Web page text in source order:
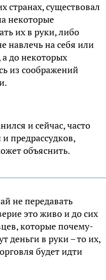
странах, существовал
некоторые
их в руки, либо
навлечь на себя или
а до некоторых
из соображений
и сейчас, часто
предрассудков,
объяснить.
не передавать
это живо и до сих
которые почему-
деньги в руки – то их,
будет идти